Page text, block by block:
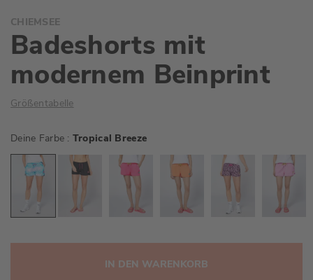
Anfang
der
Bildgalerie
CHIEMSEE
Badeshorts mit
modernem Beinprint
Größentabelle
Deine Farbe Tropical Breeze
IN DEN WARENKORB